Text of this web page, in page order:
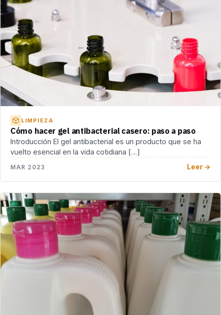
LIMPIEZA
Cómo hacer gel antibacterial casero: paso a paso
Introducción El gel antibacterial es un producto que se ha
vuelto esencial en la vida cotidiana […]
MAR 2023 Leer →